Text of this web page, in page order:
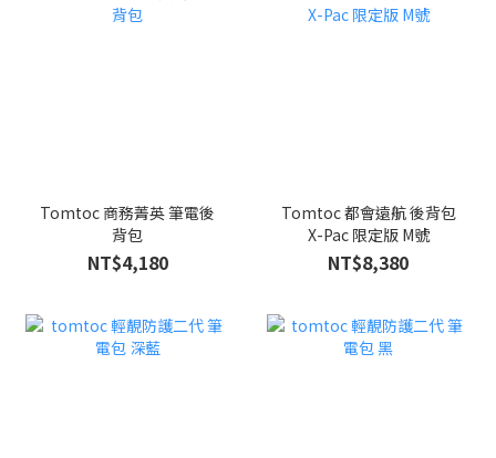
Tomtoc 商務菁英 筆電後
背包
NT$4,180
Tomtoc 都會遠航 後背包
X-Pac 限定版 M號
NT$8,380